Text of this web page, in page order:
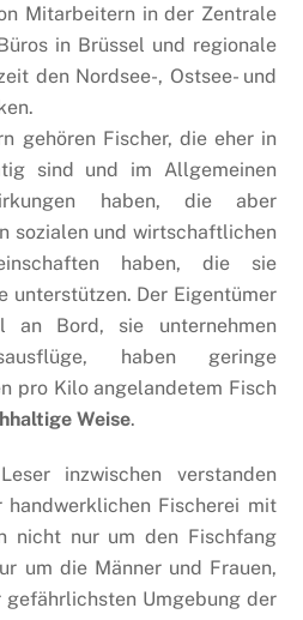
Mitarbeitern in der Zentrale
in Brüssel und regionale
den Nordsee-, Ostsee- und
gehören Fischer, die eher in
sind und im Allgemeinen
haben, die aber
sozialen und wirtschaftlichen
haben, die sie
unterstützen. Der Eigentümer
an Bord, sie unternehmen
haben geringe
pro Kilo angelandetem Fisch
Weise.
inzwischen verstanden
handwerklichen Fischerei mit
nicht nur um den Fischfang
um die Männer und Frauen,
Umgebung der